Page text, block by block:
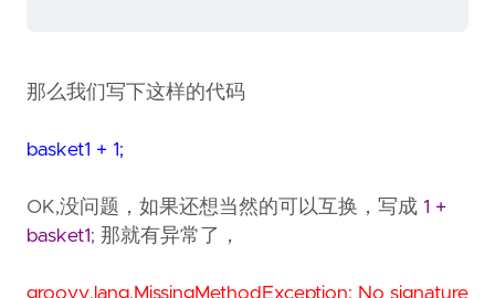
那么我们写下这样的代码
basket1 + 1;
OK,没问题，如果还想当然的可以互换，写成 1 +
basket1; 那就有异常了，
groovy.lang.MissingMethodException: No signature